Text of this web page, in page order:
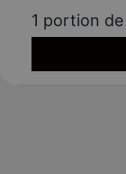
1 portion